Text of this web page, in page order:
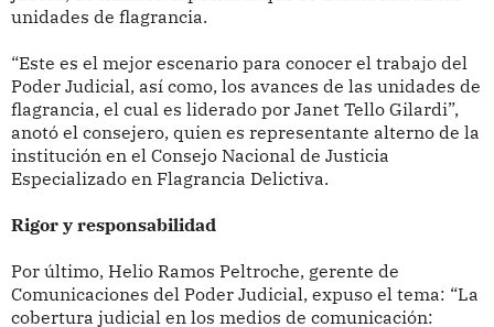
unidades de flagrancia.
“Este es el mejor escenario para conocer el trabajo del
Poder Judicial, así como, los avances de las unidades de
flagrancia, el cual es liderado por Janet Tello Gilardi”,
anotó el consejero, quien es representante alterno de la
institución en el Consejo Nacional de Justicia
Especializado en Flagrancia Delictiva.
Rigor y responsabilidad
Por último, Helio Ramos Peltroche, gerente de
Comunicaciones del Poder Judicial, expuso el tema: “La
cobertura judicial en los medios de comunicación: